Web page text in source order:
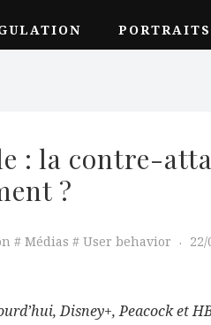
PORTRAITS
: la contre-
?
Médias User behavior 22/
Disney+, Peacock et